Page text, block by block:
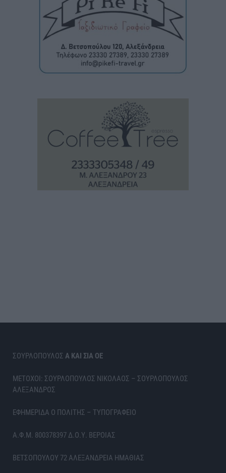
ΣΟΥΡΛΟΠΟΥΛΟΣ Α ΚΑΙ ΣΙΑ ΟΕ
ΜΕΤΟΧΟΙ: ΣΟΥΡΛΟΠΟΥΛΟΣ ΝΙΚΟΛΑΟΣ – ΣΟΥΡΛΟΠΟΥΛΟΣ
ΑΛΕΞΑΝΔΡΟΣ
ΕΦΗΜΕΡΙΔΑ Ο ΠΟΛΙΤΗΣ – ΤΥΠΟΓΡΑΦΕΙΟ
Α.Φ.Μ. 800378397 Δ.Ο.Υ. ΒΕΡΟΙΑΣ
ΒΕΤΣΟΠΟΥΛΟΥ 72 ΑΛΕΞΑΝΔΡΕΙΑ ΗΜΑΘΙΑΣ